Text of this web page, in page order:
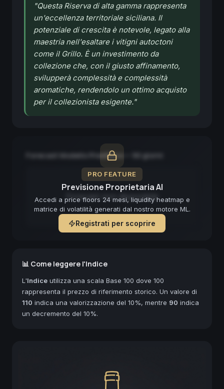
"Questa Riserva di alta gamma rappresenta
un'eccellenza territoriale siciliana. Il
potenziale di crescita è notevole, legato alla
maestria nell'esaltare i vitigni autoctoni
come il Grillo. È un investimento da
collezione che, con il giusto affinamento,
svilupperà complessità e complessità
aromatiche, rendendolo un ottimo acquisto
per il collezionista esigente."
PRO FEATURE
Previsione Proprietaria AI
Accedi a price floors 24 mesi, liquidity heatmap e
matrice di volatilità generati dal nostro motore ML.
Registrati per scoprire
Forecast Modello Predittivo — 90 giorni
Forecast non disponibile
📊 Come leggere l'Indice
L'Indice utilizza una scala Base 100 dove 100
rappresenta il prezzo di riferimento storico. Un valore di
110 indica una valorizzazione del 10%, mentre 90 indica
un decremento del 10%.